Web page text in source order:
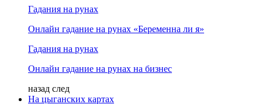
Гадания на рунах
Онлайн гадание на рунах «Беременна ли я»
Гадания на рунах
Онлайн гадание на рунах на бизнес
назад след
На цыганских картах